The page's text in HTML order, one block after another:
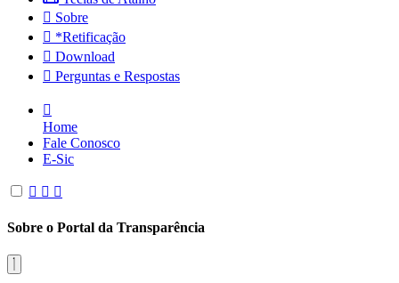
Sobre
*Retificação
Download
Perguntas e Respostas
Home
Fale Conosco
E-Sic
Sobre o Portal da Transparência